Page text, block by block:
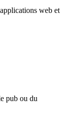
web et
pub ou du